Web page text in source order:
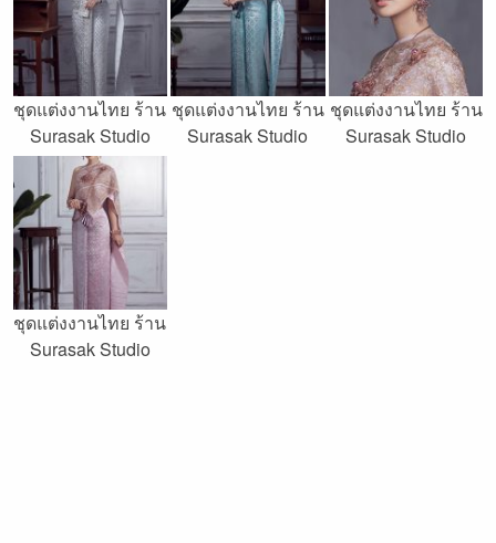
ชุดแต่งงานไทย ร้าน
Surasak Studio
ชุดแต่งงานไทย ร้าน
Surasak Studio
ชุดแต่งงานไทย ร้าน
Surasak Studio
ชุดแต่งงานไทย ร้าน
Surasak Studio